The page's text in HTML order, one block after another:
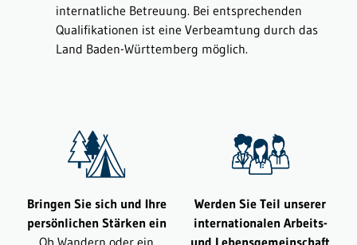
internatliche Betreuung. Bei entsprechenden
Qualifikationen ist eine Verbeamtung durch das
Land Baden-Württemberg möglich.
Bringen Sie sich und Ihre
persönlichen Stärken ein
Ob Wandern oder ein
Werden Sie Teil unserer
internationalen Arbeits-
und Lebensgemeinschaft